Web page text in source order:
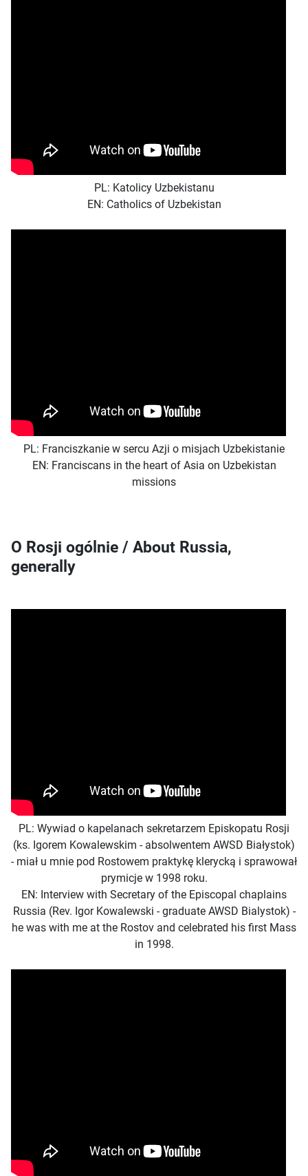
PL: Katolicy Uzbekistanu
EN: Catholics of Uzbekistan
PL: Franciszkanie w sercu Azji o misjach Uzbekistanie
EN: Franciscans in the heart of Asia on Uzbekistan
missions
O Rosji ogólnie / About Russia,
generally
PL: Wywiad o kapelanach sekretarzem Episkopatu Rosji
(ks. Igorem Kowalewskim - absolwentem AWSD Białystok)
- miał u mnie pod Rostowem praktykę klerycką i sprawował
prymicje w 1998 roku.
EN: Interview with Secretary of the Episcopal chaplains
Russia (Rev. Igor Kowalewski - graduate AWSD Bialystok) -
he was with me at the Rostov and celebrated his first Mass
in 1998.